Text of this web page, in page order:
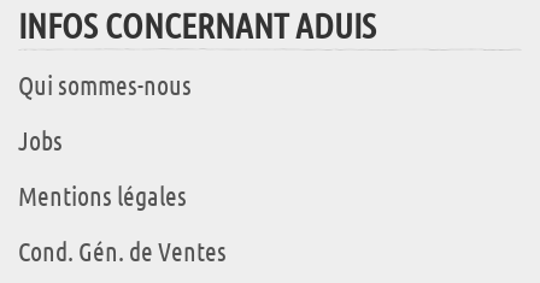
INFOS CONCERNANT ADUIS
Qui sommes-nous
Jobs
Mentions légales
Cond. Gén. de Ventes